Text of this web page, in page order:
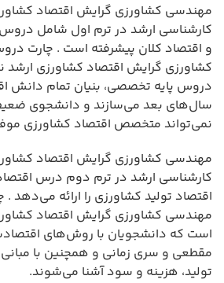
مهندسی کشاورزی گرایش اقتصاد
کارشناسی ارشد در ترم اول شامل
و اقتصاد کلان پیشرفته است . چارت
کشاورزی گرایش اقتصاد کشاورزی
دروس پایه تخصصی، بنیان تمام دانش
سال‌های بعد می‌سازند و دانشجوی
نمی‌تواند متخصص اقتصاد کشاورزی
مهندسی کشاورزی گرایش اقتصاد
کارشناسی ارشد در ترم دوم درس
اقتصاد تولید کشاورزی را ارائه
مهندسی کشاورزی گرایش اقتصاد
است که دانشجویان با روش‌های
مقطعی و سری زمانی و همچنین با مبانی
تولید، هزینه و سود آشنا می‌شوند.